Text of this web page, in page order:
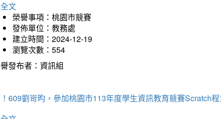
文
榮譽事項：桃園市競賽
發佈單位：教務處
建立時間：2024-12-19
瀏覽次數：554
發布者：資訊組
609劉岢昀，參加桃園市113年度學生資訊教育競賽Scratch